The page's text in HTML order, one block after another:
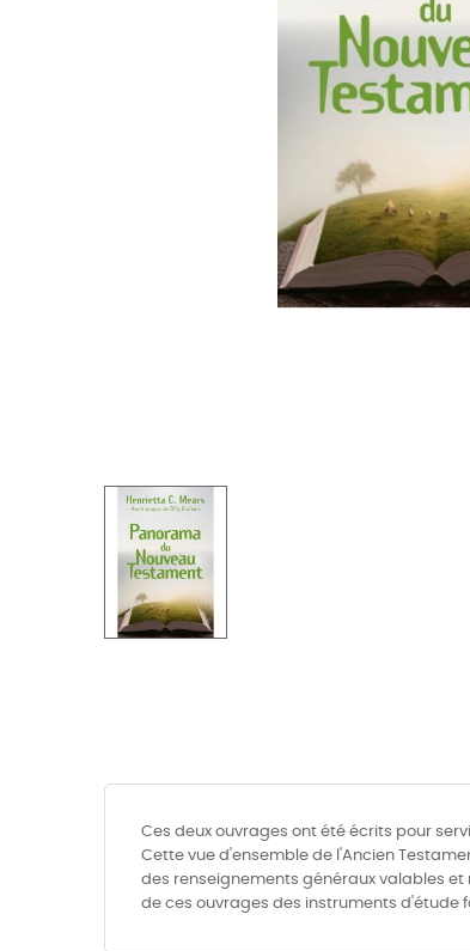
Ces deux ouvrages ont été écrits pour
Cette vue d'ensemble de l'Ancien
des renseignements généraux valables et
de ces ouvrages des instruments d'étude